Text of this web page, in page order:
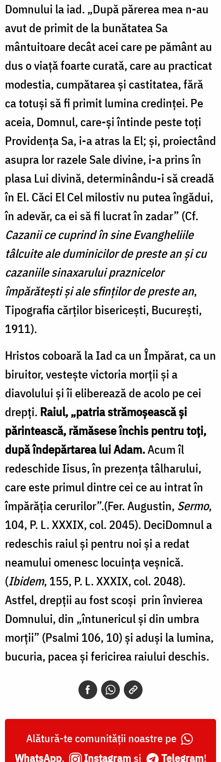
Domnului la iad. „După părerea mea n-au
avut de primit de la bunătatea Sa
mântuitoare decât acei care pe pământ au
dus o viață foarte curată, care au practicat
modestia, cumpătarea și castitatea, fără
ca totuși să fi primit lumina credinței. Pe
aceia, Domnul, care-și întinde peste toți
Providența Sa, i-a atras la El; și, proiectând
asupra lor razele Sale divine, i-a prins în
plasa Lui divină, determinându-i să creadă
în El. Căci El Cel milostiv nu putea îngădui,
în adevăr, ca ei să fi lucrat în zadar” (Cf.
Cazanii ce cuprind în sine Evangheliile
tâlcuite ale duminicilor de preste an și cu
cazaniile sinaxarului praznicelor
împărătești și ale sfinților de preste an,
Tipografia cărților bisericești, București,
1911).
Hristos coboară la Iad ca un Împărat, ca un
biruitor, vesteşte victoria morţii şi a
diavolului şi îi eliberează de acolo pe cei
drepţi. Raiul, „patria strămoşească şi
părintească, rămăsese închis pentru toţi,
după îndepărtarea lui Adam.Acum îl
redeschide Iisus, în prezenţa tâlharului,
care este primul dintre cei ce au intrat în
împărăţia cerurilor”.(Fer. Augustin, Sermo,
104, P. L. XXXIX, col. 2045). DeciDomnul a
redeschis raiul şi pentru noi şi a redat
neamului omenesc locuinţa veşnică.
(Ibidem, 155, P. L. XXXIX, col. 2048).
Astfel, drepții au fost scoși prin învierea
Domnului, din „întunericul și din umbra
morții” (Psalmi 106, 10) și aduși la lumina,
bucuria, pacea și fericirea raiului deschis.
Alătură-te comunității noastre pe
WhatsApp, Instagram și Telegram!